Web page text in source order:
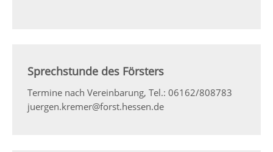
Sprechstunde des Försters
Termine nach Vereinbarung, Tel.: 06162/808783
juergen.kremer@forst.hessen.de